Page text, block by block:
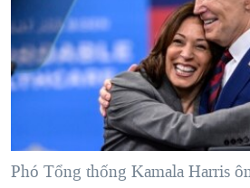
"Tìm"NGƯỜI VIỆT HẢI NGOẠI
ĐỜI SỐNG
KINH TẾ
KHOA HỌC
VĂN HOÁ
HÀNH TRÌNH BẦU CỬ 2024
MỘT NĂM CHIẾN TRANH TẠI DẢI
GIẢI MÃ VÀNH ĐAI & CON ĐƯỜNG
NGÀY TỊ NẠN THẾ GIỚI
NGHE
MẠNG XÃ HỘI
Ngôn ngữ khác
Phó Tổng thống Kamala Harris